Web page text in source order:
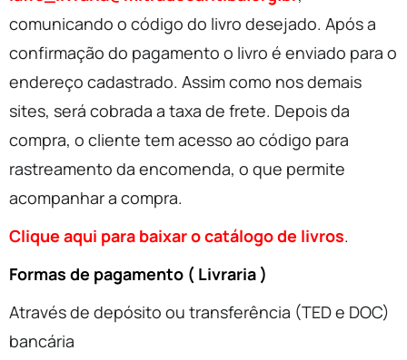
comunicando o código do livro desejado. Após a
confirmação do pagamento o livro é enviado para o
endereço cadastrado. Assim como nos demais
sites, será cobrada a taxa de frete. Depois da
compra, o cliente tem acesso ao código para
rastreamento da encomenda, o que permite
acompanhar a compra.
Clique aqui para baixar o catálogo de livros.
Formas de pagamento ( Livraria )
Através de depósito ou transferência (TED e DOC)
bancária